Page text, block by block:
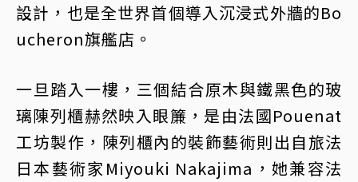
設計，也是全世界首個導入沉浸式外牆的Bo
ucheron旗艦店。
一旦踏入一樓，三個結合原木與鐵黑色的玻
璃陳列櫃赫然映入眼簾，是由法國Pouenat
工坊製作，陳列櫃內的裝飾藝術則出自旅法
日本藝術家Miyouki Nakajima，她兼容法